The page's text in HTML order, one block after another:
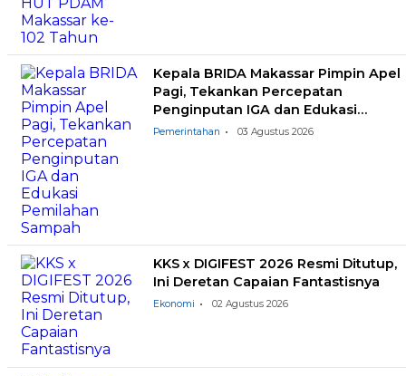
Kepala BRIDA Makassar Pimpin Apel
Pagi, Tekankan Percepatan
Penginputan IGA dan Edukasi
Pemilahan Sampah
Pemerintahan 03 Agustus 2026
KKS x DIGIFEST 2026 Resmi Ditutup,
Ini Deretan Capaian Fantastisnya
Ekonomi 02 Agustus 2026